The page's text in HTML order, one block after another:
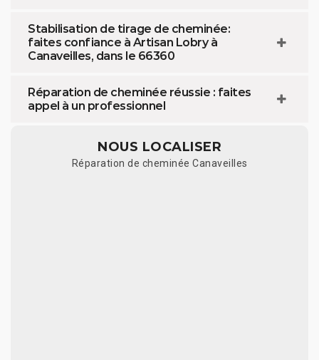
Stabilisation de tirage de cheminée:
faites confiance à Artisan Lobry à
Canaveilles, dans le 66360
Réparation de cheminée réussie : faites
appel à un professionnel
NOUS LOCALISER
Réparation de cheminée Canaveilles